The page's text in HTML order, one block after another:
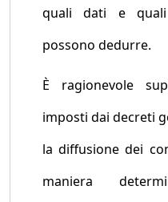
quali dati e
possono dedurre.
È ragionevole
imposti dai decreti
la diffusione dei
maniera